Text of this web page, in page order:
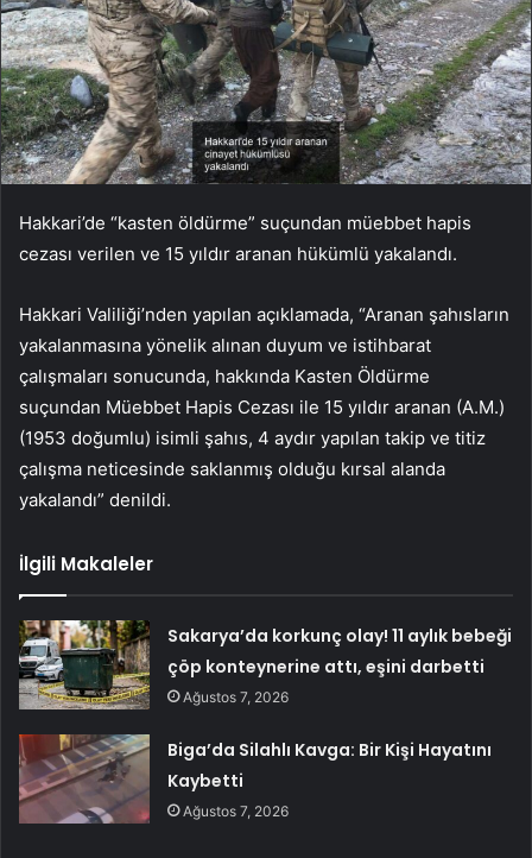
Hakkari’de “kasten öldürme” suçundan müebbet hapis
cezası verilen ve 15 yıldır aranan hükümlü yakalandı.
Hakkari Valiliği’nden yapılan açıklamada, “Aranan şahısların
yakalanmasına yönelik alınan duyum ve istihbarat
çalışmaları sonucunda, hakkında Kasten Öldürme
suçundan Müebbet Hapis Cezası ile 15 yıldır aranan (A.M.)
(1953 doğumlu) isimli şahıs, 4 aydır yapılan takip ve titiz
çalışma neticesinde saklanmış olduğu kırsal alanda
yakalandı” denildi.
İlgili Makaleler
Sakarya’da korkunç olay! 11 aylık bebeği
çöp konteynerine attı, eşini darbetti
Ağustos 7, 2026
Biga’da Silahlı Kavga: Bir Kişi Hayatını
Kaybetti
Ağustos 7, 2026